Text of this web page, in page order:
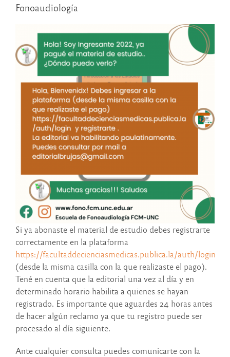
Fonoaudiología
Si ya abonaste el material de estudio debes registrarte
correctamente en la plataforma
https://facultaddecienciasmedicas.publica.la/auth/login
(desde la misma casilla con la que realizaste el pago).
Tené en cuenta que la editorial una vez al día y en
determinado horario habilita a quienes se hayan
registrado. Es importante que aguardes 24 horas antes
de hacer algún reclamo ya que tu registro puede ser
procesado al día siguiente.
Ante cualquier consulta puedes comunicarte con la